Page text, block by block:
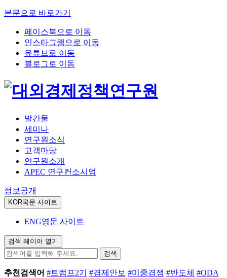
본문으로 바로가기
페이스북으로 이동
인스타그램으로 이동
유튜브로 이동
블로그로 이동
발간물
세미나
연구원소식
고객마당
연구원소개
APEC 연구컨소시엄
정보공개
KOR국문 사이트
ENG영문 사이트
검색 레이어 열기
검색
추천검색어 #트럼프2기 #경제안보 #미중경쟁 #반도체 #ODA